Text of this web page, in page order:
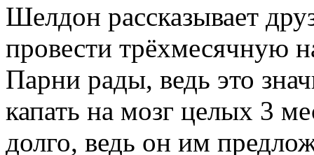
Шелдон рассказывает
провести трёхмесячную
Парни рады, ведь это
капать на мозг целых 3
долго, ведь он им